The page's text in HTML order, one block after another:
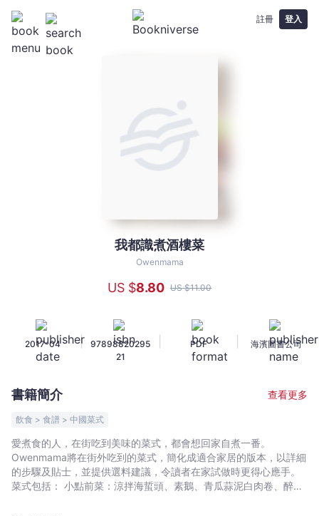
註冊 登入
-
文
宙
｜
Bookniverse
我都識煮酒樓菜
Owenmama
US $8.80 US $11.00
2017-04 |
97898820295
21
PDF 海濱圖書公司
書籍簡介 查看更多
飲食 > 食譜 > 中國菜式
愛煮食的人，在街吃到美味的菜式，都會想回家自煮一番。
Owenmama將在街外吃到的菜式，簡化成適合家居的版本，以詳細
的步驟及貼士，並提供選料建議，令讀者在家試做時更得心應手。
菜式包括： 小點前菜：涼拌海蜇頭、素鵝、青瓜蒜泥白肉卷、醉乳